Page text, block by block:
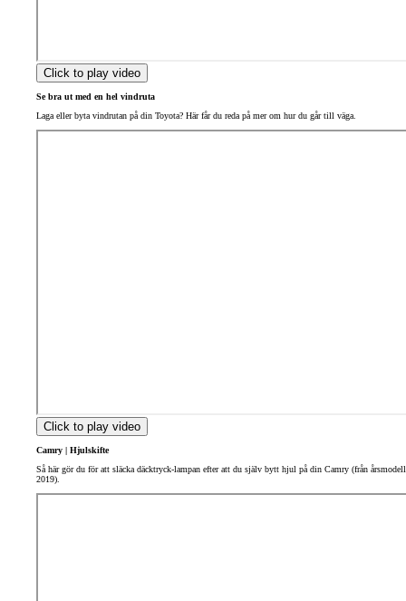
Click to play video
Se bra ut med en hel vindruta
Laga eller byta vindrutan på din Toyota? Här får du reda på mer om hur du går till väga.
Click to play video
Camry | Hjulskifte
Så här gör du för att släcka däcktryck-lampan efter att du själv bytt hjul på din Camry (från årsmodell
2019).